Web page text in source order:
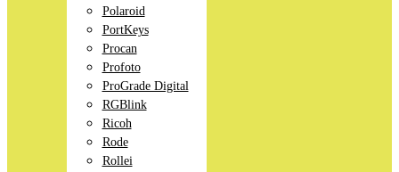
Polaroid
PortKeys
Procan
Profoto
ProGrade Digital
RGBlink
Ricoh
Rode
Rollei